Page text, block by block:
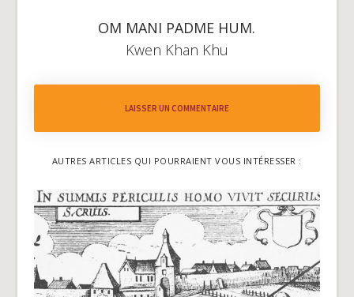
OM MANI PADME HUM.
Kwen Khan Khu
LAISSER UN COMMENTAIRE
AUTRES ARTICLES QUI POURRAIENT VOUS INTÉRESSER :